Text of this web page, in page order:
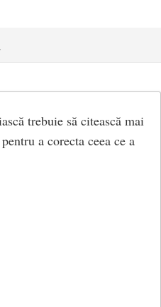
trebuie să citească mai
a corecta ceea ce a